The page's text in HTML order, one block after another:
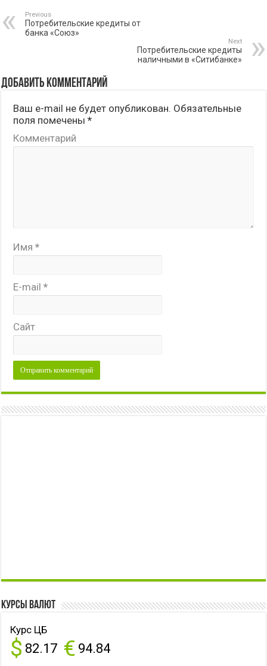
Previous
Потребительские кредиты от
банка «Союз»
Next
Потребительские кредиты
наличными в «Ситибанке»
Добавить комментарий
Ваш e-mail не будет опубликован. Обязательные
поля помечены*
Комментарий
Имя*
E-mail*
Сайт
Курсы валют
Курс ЦБ
$ 82.17 € 94.84